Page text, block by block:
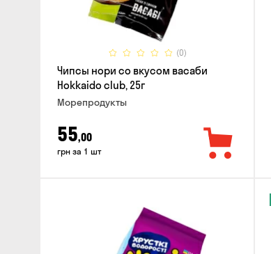
(0)
Чипсы нори со вкусом васаби
Hokkaido club, 25г
Морепродукты
55,00
грн за 1 шт